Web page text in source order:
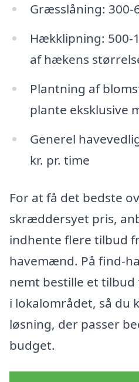
Græsslåning: 300-
Hækklipning: 500-
af hækens
Plantning af
plante eksklusive
Generel
kr. pr. time
For at få det bedste
skræddersyet pris,
indhente flere tilbud
havemænd. På find-
nemt bestille et
i lokalområdet, så du
løsning, der passer
budget.